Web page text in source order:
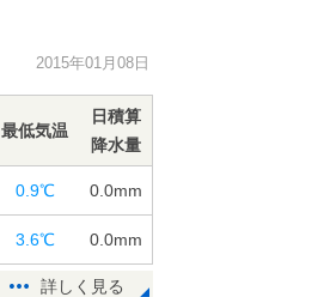
2015年01月08日
最低気温
日積算
降水量
0.9℃ 0.0mm
3.6℃ 0.0mm
詳しく見る